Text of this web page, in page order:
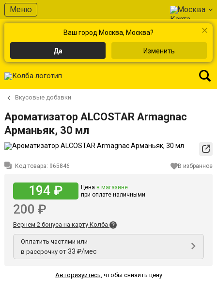
Меню Москва
Ваш город Москва, Москва?
Да Изменить
Вкусовые добавки
Ароматизатор ALCOSTAR Armagnac
Арманьяк, 30 мл
Код товара: 965846 В избранное
194 ₽ Цена в магазине
при оплате наличными
200 ₽
Вернем 2 бонуса на карту Колба
Оплатить частями или
в рассрочку от 33 ₽/мес
Авторизуйтесь, чтобы снизить цену